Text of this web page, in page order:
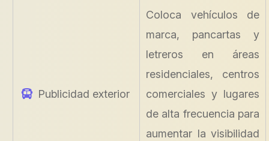
Publicidad exterior
Coloca vehículos de
marca, pancartas y
letreros en áreas
residenciales, centros
comerciales y lugares
de alta frecuencia para
aumentar la visibilidad